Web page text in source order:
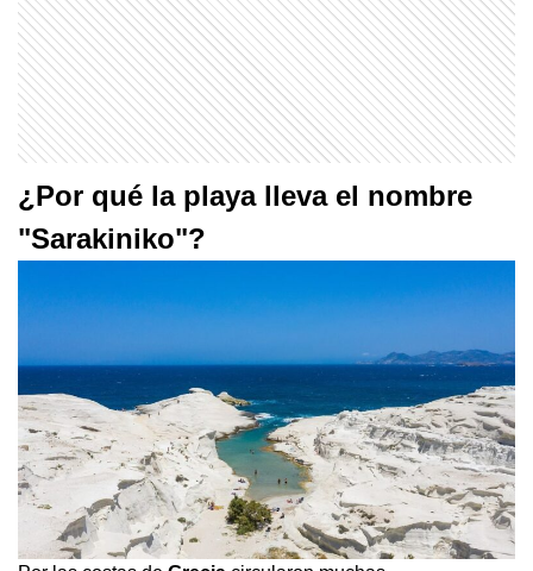
¿Por qué la playa lleva el nombre
"Sarakiniko"?